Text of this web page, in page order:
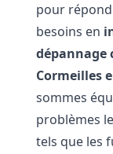
pour
besoins en
dépannage
Cormeilles
sommes
problèmes
tels que les